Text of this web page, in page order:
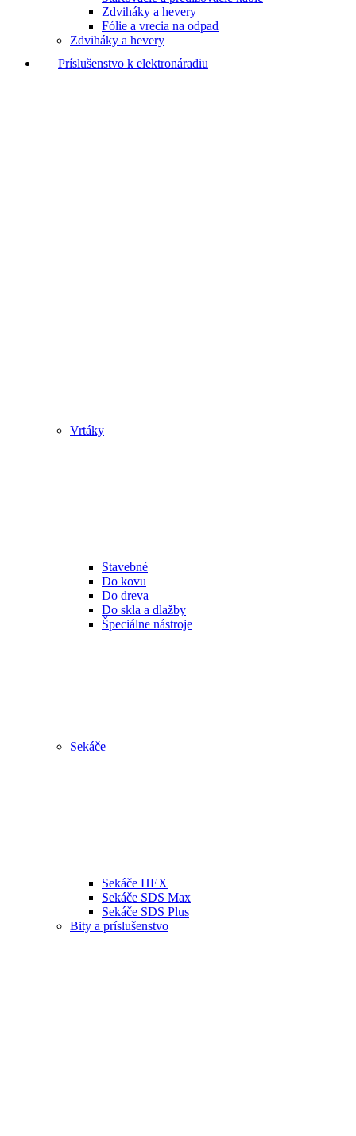
Zdviháky a hevery
Fólie a vrecia na odpad
Zdviháky a hevery
Príslušenstvo k elektronáradiu
Vrtáky
Stavebné
Do kovu
Do dreva
Do skla a dlažby
Špeciálne nástroje
Sekáče
Sekáče HEX
Sekáče SDS Max
Sekáče SDS Plus
Bity a príslušenstvo